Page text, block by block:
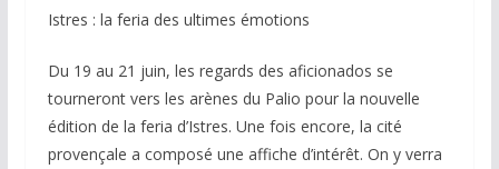
Istres : la feria des ultimes émotions
Du 19 au 21 juin, les regards des aficionados se
tourneront vers les arènes du Palio pour la nouvelle
édition de la feria d’Istres. Une fois encore, la cité
provençale a composé une affiche d’intérêt. On y verra